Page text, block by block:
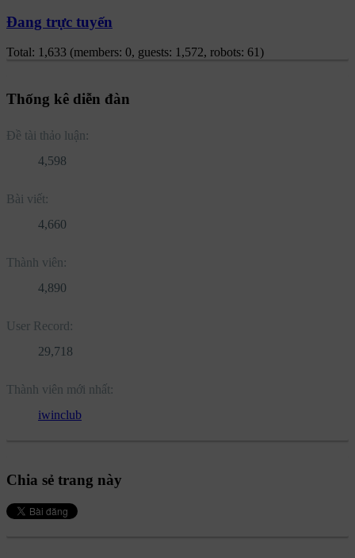
Đang trực tuyến
Total: 1,633 (members: 0, guests: 1,572, robots: 61)
Thống kê diễn đàn
Đề tài thảo luận:
4,598
Bài viết:
4,660
Thành viên:
4,890
User Record:
29,718
Thành viên mới nhất:
iwinclub
Chia sẻ trang này